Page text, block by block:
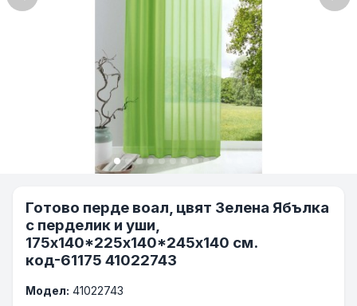
Previous
Готово перде воал, цвят Зелена Ябълка
с перделик и уши,
175х140*225х140*245x140 см.
код-61175 41022743
Модел: 41022743